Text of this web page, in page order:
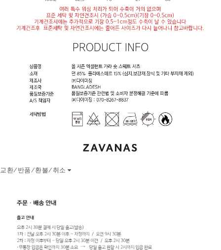
교환/반품/환불/취소